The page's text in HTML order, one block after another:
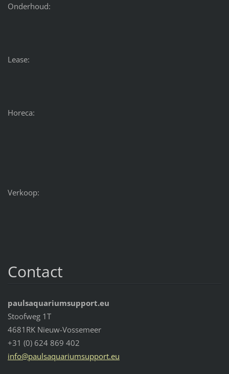
Onderhoud:
Lease:
Horeca:
Verkoop:
Contact
paulsaquariumsupport.eu
Stoofweg 1T
4681RK Nieuw-Vossemeer
+31 (0) 624 869 402
info@paulsaquariumsupport.eu